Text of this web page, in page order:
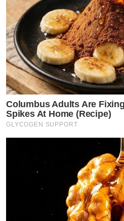
Columbus Adults Are
Spikes At Home (Recipe)
GLYCOGEN SUPPORT